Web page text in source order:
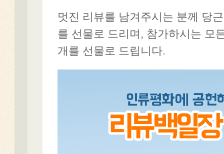
멋진 리뷰를 남겨주시는 분께 당
를 선물로 드리며, 참가하시는 모
개를 선물로 드립니다.